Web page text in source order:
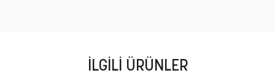
İLGILI ÜRÜNLER